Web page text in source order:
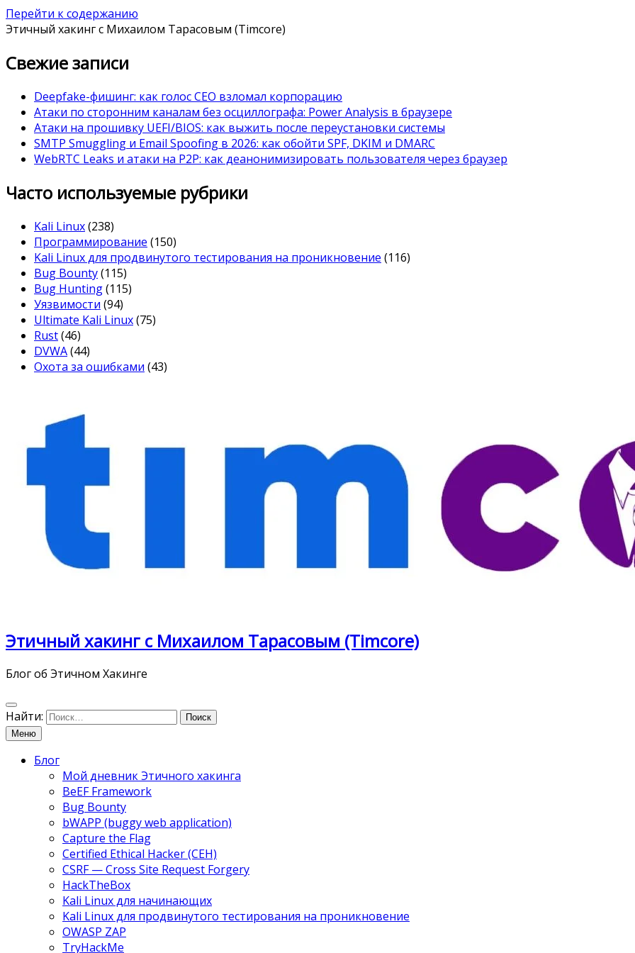
Перейти к содержанию
Этичный хакинг с Михаилом Тарасовым (Timcore)
Свежие записи
Deepfake-фишинг: как голос CEO взломал корпорацию
Атаки по сторонним каналам без осциллографа: Power Analysis в браузере
Атаки на прошивку UEFI/BIOS: как выжить после переустановки системы
SMTP Smuggling и Email Spoofing в 2026: как обойти SPF, DKIM и DMARC
WebRTC Leaks и атаки на P2P: как деанонимизировать пользователя через браузер
Часто используемые рубрики
Kali Linux(238)
Программирование (150)
Kali Linux для продвинутого тестирования на проникновение (116)
Bug Bounty(115)
Bug Hunting(115)
Уязвимости (94)
Ultimate Kali Linux(75)
Rust(46)
DVWA(44)
Охота за ошибками (43)
Этичный хакинг с Михаилом Тарасовым (Timcore)
Блог об Этичном Хакинге
Найти:
Меню
Блог
Мой дневник Этичного хакинга
BeEF Framework
Bug Bounty
bWAPP (buggy web application)
Capture the Flag
Certified Ethical Hacker (CEH)
CSRF — Cross Site Request Forgery
HackTheBox
Kali Linux для начинающих
Kali Linux для продвинутого тестирования на проникновение
OWASP ZAP
TryHackMe